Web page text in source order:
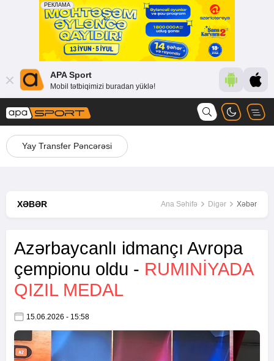
APA Sport
Mobil tətbiqimizi buradan yüklə!
Yay Transfer Pəncərəsi
XƏBƏR Ana Səhifə Digər Xəbər
Azərbaycanlı idmançı Avropa
çempionu oldu - RUMINIYADA
QIZIL MEDAL
15.06.2026 - 15:58